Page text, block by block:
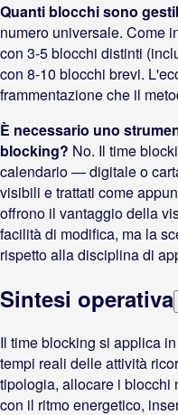
Quanti blocchi sono
numero universale. Come
con 3-5 blocchi distinti
con 8-10 blocchi brevi.
frammentazione che il
È necessario uno
blocking? No. Il time
calendario — digitale o
visibili e trattati come
offrono il vantaggio della
facilità di modifica, ma la
rispetto alla disciplina di
Sintesi operativa
Il time blocking si applica
tempi reali delle attività
tipologia, allocare i blocchi
con il ritmo energetico,